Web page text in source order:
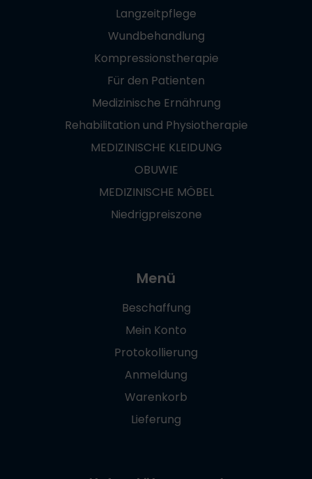
Langzeitpflege
Wundbehandlung
Kompressionstherapie
Für den Patienten
Medizinische Ernährung
Rehabilitation und Physiotherapie
MEDIZINISCHE KLEIDUNG
OBUWIE
MEDIZINISCHE MÖBEL
Niedrigpreiszone
Menü
Beschaffung
Mein Konto
Protokollierung
Anmeldung
Warenkorb
Lieferung